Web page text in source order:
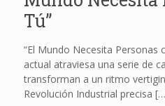
Tú”
“El Mundo Necesita Personas
actual atraviesa una serie de
transforman a un ritmo
Revolución Industrial precisa